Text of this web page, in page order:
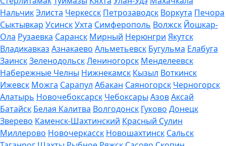
НальчикЭлиста Черкесск Петрозаводск Воркута Печора
Сыктывкар УсинскУхта Симферополь Волжск Йошкар-
Ола Рузаевка Саранск Мирный Нерюнгри Якутск
Владикавказ Азнакаево Альметьевск Бугульма Елабуга
ЗаинскЗеленодольскЛениногорск Менделеевск
Набережные Челны Нижнекамск Кызыл Воткинск
Ижевск Можга Сарапул Абакан Саяногорск Черногорск
Алатырь Новочебоксарск Чебоксары АзовАксай
Батайск Белая Калитва Волгодонск Гуково Донецк
Зверево Каменск-Шахтинский Красный Сулин
Миллерово Новочеркасск Новошахтинск Сальск